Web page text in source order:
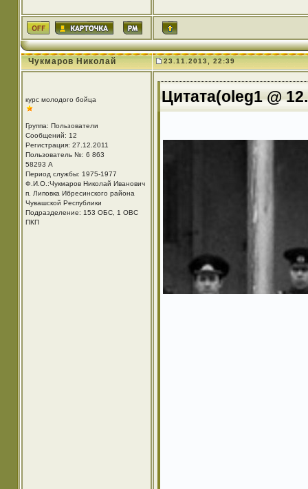
Чукмаров Николай 23.11.2013, 22:39
курс молодого бойца
Группа: Пользователи
Сообщений: 12
Регистрация: 27.12.2011
Пользователь №: 6 863
58293 А
Период службы: 1975-1977
Ф.И.О.:Чукмаров Николай Иванович
п. Липовка Ибресинского района
Чувашской Республики
Подразделение: 153 ОБС, 1 ОВС
ПКП
Цитата(oleg1 @